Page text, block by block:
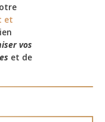
et
vos
et de